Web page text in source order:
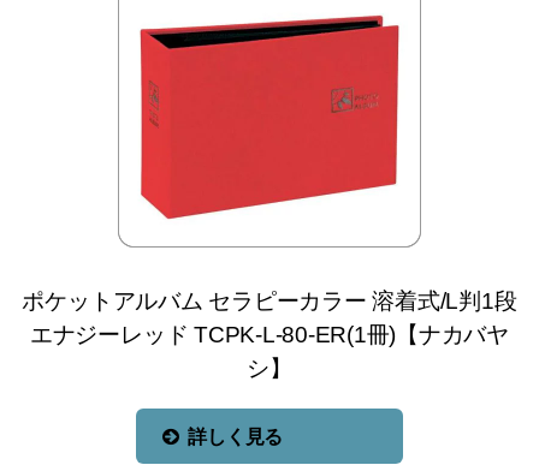
ポケットアルバム セラピーカラー 溶着式/L判1段
エナジーレッド TCPK-L-80-ER(1冊)【ナカバヤ
シ】
詳しく見る